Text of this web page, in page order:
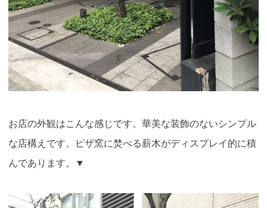
お店の外観はこんな感じです。華美な装飾のないシンプル
な店構えです。ピザ窯に焚べる薪木がディスプレイ的に積
んであります。▼